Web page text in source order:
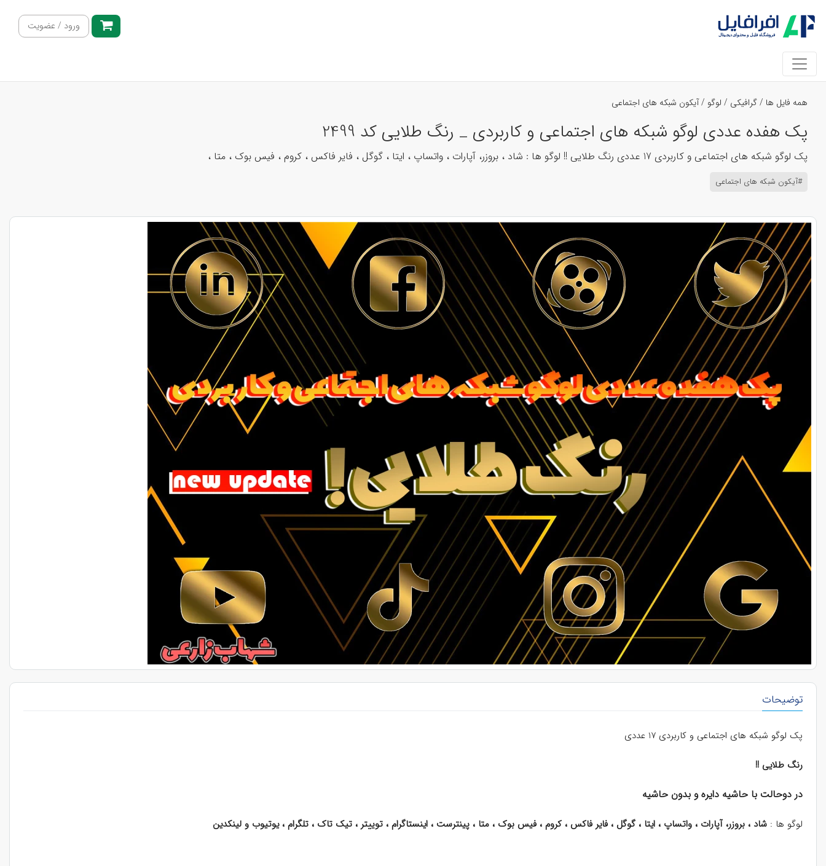
ورود / عضویت
همه فایل ها /گرافیکی / لوگو /آیکون شبکه های اجتماعی
پک هفده عددی لوگو شبکه های اجتماعی و کاربردی _ رنگ طلایی کد 2499
پک لوگو شبکه های اجتماعی و کاربردی 17 عددی رنگ طلایی !! لوگو ها : شاد ، بروزر، آپارات ، واتساپ ، ایتا ، گوگل ، فایر فاکس ، کروم ، فیس بوک ، متا ،
#آیکون شبکه های اجتماعی
توضیحات
پک لوگو شبکه های اجتماعی و کاربردی 17 عددی
رنگ طلایی !!
در دوحالت با حاشیه دایره و بدون حاشیه
لوگو ها : شاد ، بروزر، آپارات ، واتساپ ، ایتا ، گوگل ، فایر فاکس ، کروم ، فیس بوک ، متا ، پینترست ، اینستاگرام ، توییتر ، تیک تاک ، تلگرام ، یوتیوب و لینکدین